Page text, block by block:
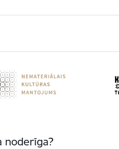
noderīga?